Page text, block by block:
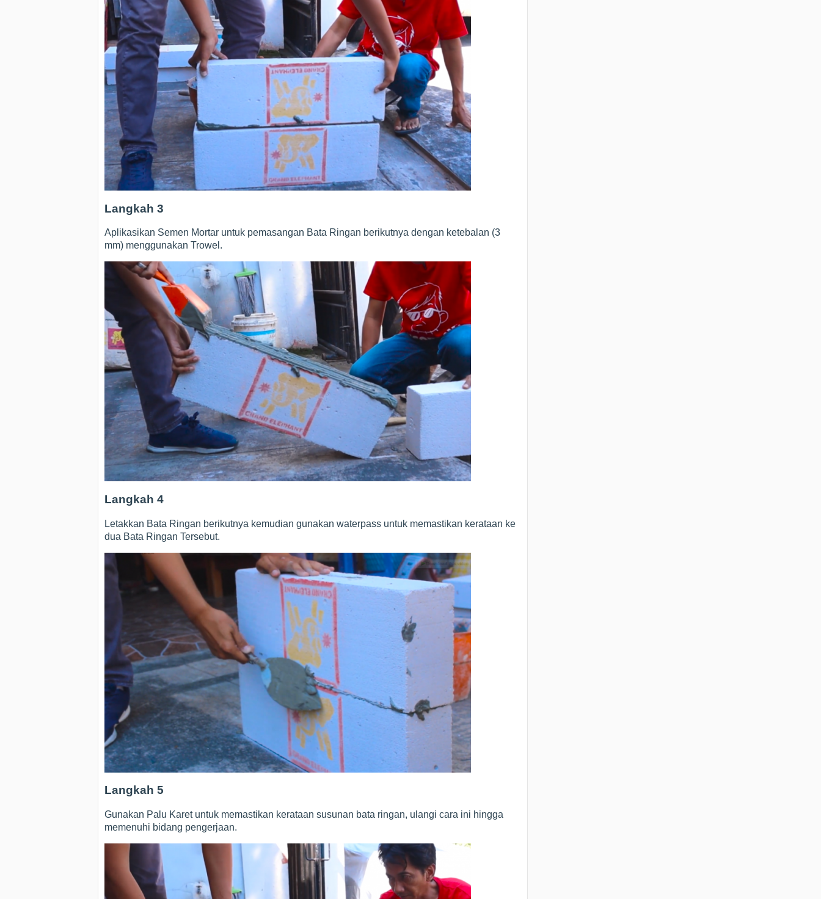
Langkah 3
Aplikasikan Semen Mortar untuk pemasangan Bata Ringan berikutnya dengan ketebalan (3
mm) menggunakan Trowel.
Langkah 4
Letakkan Bata Ringan berikutnya kemudian gunakan waterpass untuk memastikan kerataan ke
dua Bata Ringan Tersebut.
Langkah 5
Gunakan Palu Karet untuk memastikan kerataan susunan bata ringan, ulangi cara ini hingga
memenuhi bidang pengerjaan.